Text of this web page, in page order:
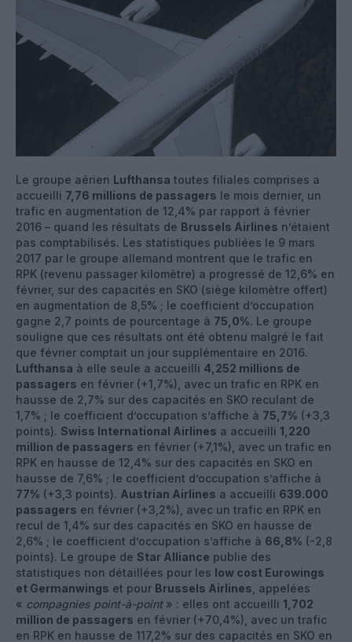
Le groupe aérien Lufthansa toutes filiales comprises a
accueilli 7,76 millions de passagers le mois dernier, un
trafic en augmentation de 12,4% par rapport à février
2016 – quand les résultats de Brussels Airlines n’étaient
pas comptabilisés. Les statistiques publiées le 9 mars
2017 par le groupe allemand montrent que le trafic en
RPK (revenu passager kilomètre) a progressé de 12,6% en
février, sur des capacités en SKO (siège kilomètre offert)
en augmentation de 8,5% ; le coefficient d’occupation
gagne 2,7 points de pourcentage à 75,0%. Le groupe
souligne que ces résultats ont été obtenu malgré le fait
que février comptait un jour supplémentaire en 2016.
Lufthansa à elle seule a accueilli 4,252 millions de
passagers en février (+1,7%), avec un trafic en RPK en
hausse de 2,7% sur des capacités en SKO reculant de
1,7% ; le coefficient d’occupation s’affiche à 75,7% (+3,3
points). Swiss International Airlines a accueilli 1,220
million de passagers en février (+7,1%), avec un trafic en
RPK en hausse de 12,4% sur des capacités en SKO en
hausse de 7,6% ; le coefficient d’occupation s’affiche à
77% (+3,3 points). Austrian Airlines a accueilli 639.000
passagers en février (+3,2%), avec un trafic en RPK en
recul de 1,4% sur des capacités en SKO en hausse de
2,6% ; le coefficient d’occupation s’affiche à 66,8% (-2,8
points). Le groupe de Star Alliance publie des
statistiques non détaillées pour les low cost Eurowings
et Germanwings et pour Brussels Airlines , appelées
« compagnies point-à-point» : elles ont accueilli 1,702
million de passagers en février (+70,4%), avec un trafic
en RPK en hausse de 117,2% sur des capacités en SKO en